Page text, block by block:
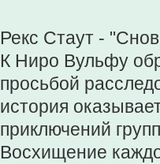
Рекс Стаут -
К Ниро Вульфу
просьбой
история
приключений
Восхищение